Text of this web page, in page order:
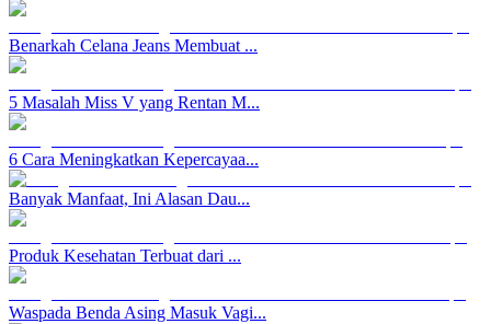
Benarkah Celana Jeans Membuat ...
5 Masalah Miss V yang Rentan M...
6 Cara Meningkatkan Kepercayaa...
Banyak Manfaat, Ini Alasan Dau...
Produk Kesehatan Terbuat dari ...
Waspada Benda Asing Masuk Vagi...